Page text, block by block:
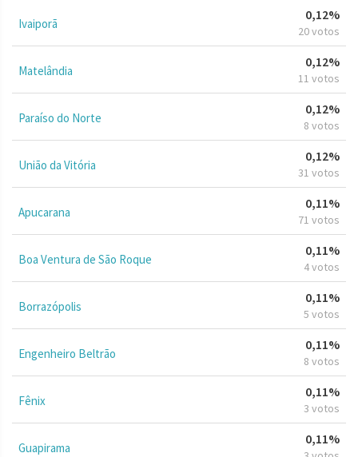
Ivaiporã
0,12%
20 votos
Matelândia
0,12%
11 votos
Paraíso do Norte
0,12%
8 votos
União da Vitória
0,12%
31 votos
Apucarana
0,11%
71 votos
Boa Ventura de São Roque
0,11%
4 votos
Borrazópolis
0,11%
5 votos
Engenheiro Beltrão
0,11%
8 votos
Fênix
0,11%
3 votos
Guapirama
0,11%